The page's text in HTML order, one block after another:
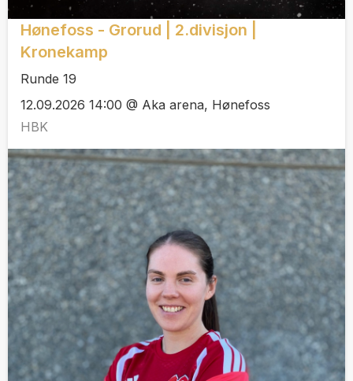
Hønefoss - Grorud | 2.divisjon |
Kronekamp
Runde 19
12.09.2026 14:00 @ Aka arena, Hønefoss
HBK